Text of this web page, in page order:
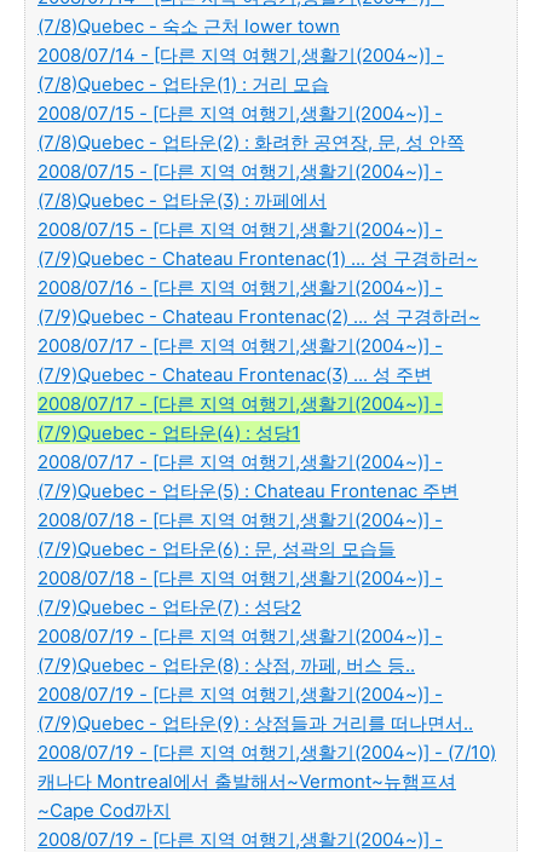
(7/8)Quebec - 숙소 근처 lower town
2008/07/14 - [다른 지역 여행기,생활기(2004~)] -
(7/8)Quebec - 업타운(1) : 거리 모습
2008/07/15 - [다른 지역 여행기,생활기(2004~)] -
(7/8)Quebec - 업타운(2) : 화려한 공연장, 문, 성 안쪽
2008/07/15 - [다른 지역 여행기,생활기(2004~)] -
(7/8)Quebec - 업타운(3) : 까페에서
2008/07/15 - [다른 지역 여행기,생활기(2004~)] -
(7/9)Quebec - Chateau Frontenac(1) ... 성 구경하러~
2008/07/16 - [다른 지역 여행기,생활기(2004~)] -
(7/9)Quebec - Chateau Frontenac(2) ... 성 구경하러~
2008/07/17 - [다른 지역 여행기,생활기(2004~)] -
(7/9)Quebec - Chateau Frontenac(3) ... 성 주변
2008/07/17 - [다른 지역 여행기,생활기(2004~)] -
(7/9)Quebec - 업타운(4) : 성당1
2008/07/17 - [다른 지역 여행기,생활기(2004~)] -
(7/9)Quebec - 업타운(5) : Chateau Frontenac 주변
2008/07/18 - [다른 지역 여행기,생활기(2004~)] -
(7/9)Quebec - 업타운(6) : 문, 성곽의 모습들
2008/07/18 - [다른 지역 여행기,생활기(2004~)] -
(7/9)Quebec - 업타운(7) : 성당2
2008/07/19 - [다른 지역 여행기,생활기(2004~)] -
(7/9)Quebec - 업타운(8) : 상점, 까페, 버스 등..
2008/07/19 - [다른 지역 여행기,생활기(2004~)] -
(7/9)Quebec - 업타운(9) : 상점들과 거리를 떠나면서..
2008/07/19 - [다른 지역 여행기,생활기(2004~)] - (7/10)
캐나다 Montreal에서 출발해서~Vermont~뉴햄프셔
~Cape Cod까지
2008/07/19 - [다른 지역 여행기,생활기(2004~)] -